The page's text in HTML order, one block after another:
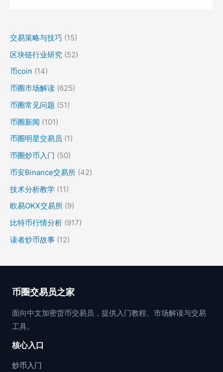
交易策略与技巧 (15)
区块链行业研究 (52)
币coin (14)
币圈市场解读 (625)
币圈常见问题 (51)
币圈新闻 (101)
币圈明星交易员 (1)
币圈炒币入门 (50)
币安Binance交易所 (42)
技术分析教学 (11)
欧易OKX交易所 (9)
比特币行情分析 (917)
读者炒币故事 (12)
币圈交易员之家
面向中文加密货币交易员，提供入门教程、市场解读与交易
工具。
核心入口
炒币入门